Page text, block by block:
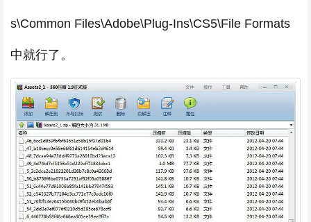
s\Common Files\Adobe\Plug-Ins\CS5\File Formats
中就行了。